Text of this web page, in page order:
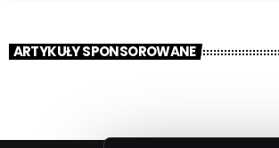
ARTYKUŁY SPONSOROWANE